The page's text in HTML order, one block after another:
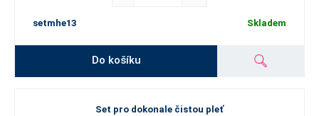
setmhe13 Skladem
Do košíku
Set pro dokonale čistou pleť